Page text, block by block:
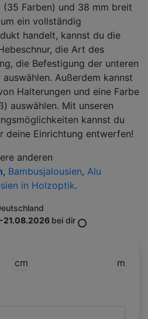
(35 Farben) und 38 mm breit
ein vollständig
handelt, kannst du die
die Art des
die Befestigung der unteren
Außerdem kannst
Halterungen und eine Farbe
auswählen. Mit unseren
kannst du
deine Einrichtung entwerfen!
anderen
, Bambusjalousien, Alu
in Holzoptik.
21.08.2026 bei dir
cm m